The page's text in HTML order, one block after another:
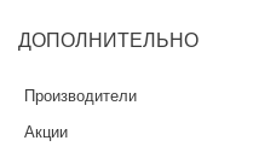
ДОПОЛНИТЕЛЬНО
Производители
Акции